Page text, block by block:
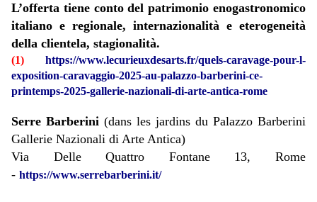
L’offerta tiene conto del patrimonio enogastronomico
italiano e regionale, internazionalità e eterogeneità
della clientela, stagionalità.
(1) https://www.lecurieuxdesarts.fr/quels-caravage-pour-l-
exposition-caravaggio-2025-au-palazzo-barberini-ce-
printemps-2025-gallerie-nazionali-di-arte-antica-rome
Serre Barberini (dans les jardins du Palazzo Barberini
Gallerie Nazionali di Arte Antica)
Via Delle Quattro Fontane 13, Rome
- https://www.serrebarberini.it/